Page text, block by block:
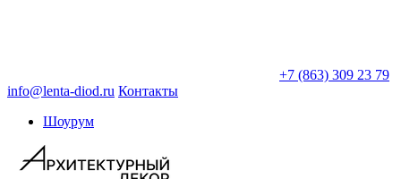
+7 (863) 309 23 79
info@lenta-diod.ru Контакты
Шоурум